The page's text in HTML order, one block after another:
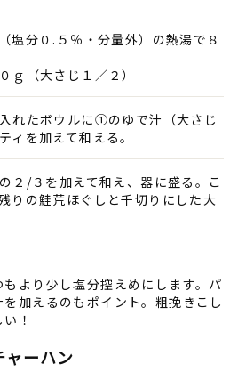
塩分０.５％・分量外）の熱湯で８
ｇ（大さじ１／２）
れたボウルに①のゆで汁（大さじ
ィを加えて和える。
２/３を加えて和え、器に盛る。こ
りの鮭荒ほぐしと千切りにした大
より少し塩分控えめにします。パ
加えるのもポイント。粗挽きこし
！
ャーハン